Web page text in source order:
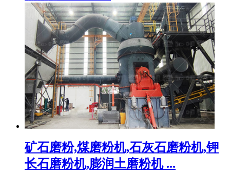
矿石磨粉,煤磨粉机,石灰石磨粉机,钾
长石磨粉机,膨润土磨粉机 ...